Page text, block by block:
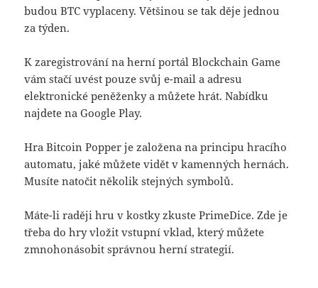
budou BTC vyplaceny. Většinou se tak děje jednou
za týden.
K zaregistrování na herní portál Blockchain Game
vám stačí uvést pouze svůj e-mail a adresu
elektronické peněženky a můžete hrát. Nabídku
najdete na Google Play.
Hra Bitcoin Popper je založena na principu hracího
automatu, jaké můžete vidět v kamenných hernách.
Musíte natočit několik stejných symbolů.
Máte-li raději hru v kostky zkuste PrimeDice. Zde je
třeba do hry vložit vstupní vklad, který můžete
zmnohonásobit správnou herní strategií.